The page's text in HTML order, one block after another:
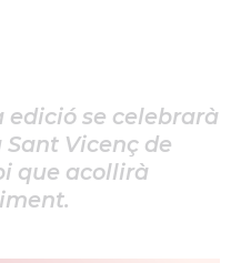
se celebrarà
Vicenç de
que acollirà